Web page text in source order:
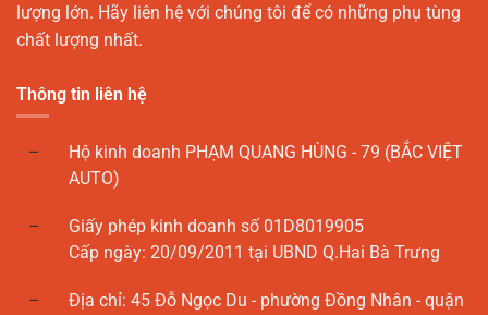
lượng lớn. Hãy liên hệ với chúng tôi để có những phụ tùng
chất lượng nhất.
Thông tin liên hệ
Hộ kinh doanh PHẠM QUANG HÙNG - 79 (BẮC VIỆT
AUTO)
Giấy phép kinh doanh số 01D8019905
Cấp ngày: 20/09/2011 tại UBND Q.Hai Bà Trưng
Địa chỉ: 45 Đỗ Ngọc Du - phường Đồng Nhân - quận